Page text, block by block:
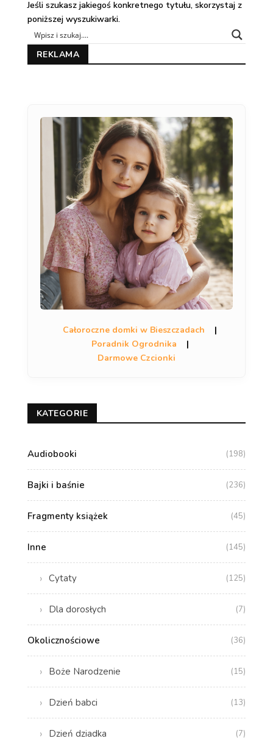
Jeśli szukasz jakiegoś konkretnego tytułu, skorzystaj z
poniższej wyszukiwarki.
REKLAMA
Całoroczne domki w Bieszczadach
|
Poradnik Ogrodnika
|
Darmowe Czcionki
KATEGORIE
Audiobooki (198)
Bajki i baśnie (236)
Fragmenty książek (45)
Inne (145)
Cytaty (125)
Dla dorosłych (7)
Okolicznościowe (36)
Boże Narodzenie (15)
Dzień babci (13)
Dzień dziadka (7)